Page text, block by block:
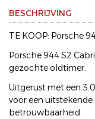
BESCHRIJVING
TE KOOP: Porsche
Porsche 944 S2
gezochte oldtimer.
Uitgerust met een
voor een
betrouwbaarheid.